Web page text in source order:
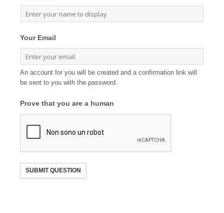
Your Email
An account for you will be created and a confirmation link will
be sent to you with the password.
Prove that you are a human
SUBMIT QUESTION